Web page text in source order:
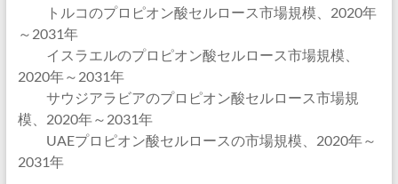
トルコのプロピオン酸セルロース市場規模、2020年
～2031年
イスラエルのプロピオン酸セルロース市場規模、
2020年～2031年
サウジアラビアのプロピオン酸セルロース市場規
模、2020年～2031年
UAEプロピオン酸セルロースの市場規模、2020年～
2031年